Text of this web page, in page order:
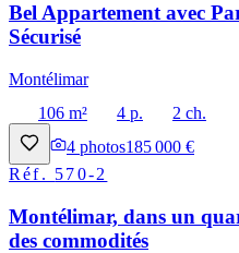
Bel Appartement avec
Sécurisé
Montélimar
106 m²
4 p.
2 ch.
4 photos185 000 €
Réf. 570-2
Montélimar, dans un
des commodités